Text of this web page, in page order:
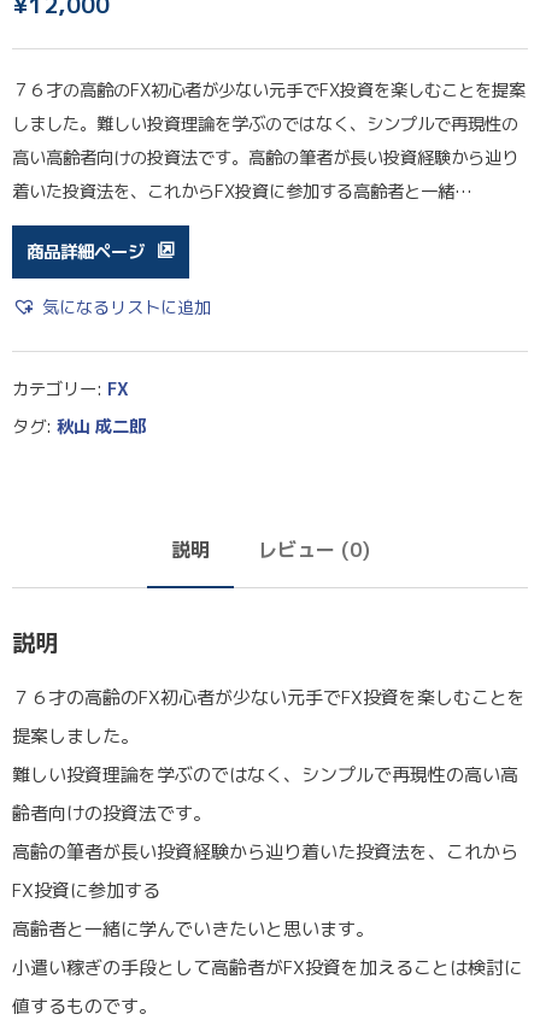
７６才の高齢のFX初心者が少ない元手でFX投資を楽しむことを提案
しました。難しい投資理論を学ぶのではなく、シンプルで再現性の
高い高齢者向けの投資法です。高齢の筆者が長い投資経験から辿り
着いた投資法を、これからFX投資に参加する高齢者と一緒…
商品詳細ページ
気になるリストに追加
カテゴリー: FX
タグ: 秋山 成二郎
説明 レビュー (0)
説明
７６才の高齢のFX初心者が少ない元手でFX投資を楽しむことを
提案しました。
難しい投資理論を学ぶのではなく、シンプルで再現性の高い高
齢者向けの投資法です。
高齢の筆者が長い投資経験から辿り着いた投資法を、これから
FX投資に参加する
高齢者と一緒に学んでいきたいと思います。
小遣い稼ぎの手段として高齢者がFX投資を加えることは検討に
値するものです。